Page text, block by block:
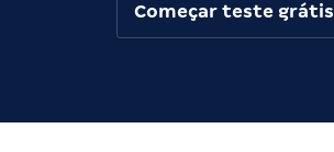
Começar teste grátis